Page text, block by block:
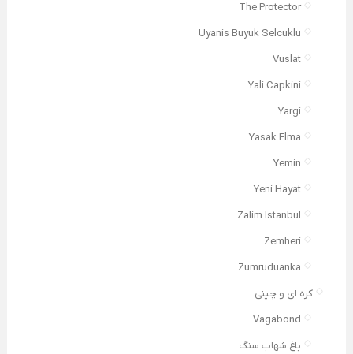
The Protector
Uyanis Buyuk Selcuklu
Vuslat
Yali Capkini
Yargi
Yasak Elma
Yemin
Yeni Hayat
Zalim Istanbul
Zemheri
Zumruduanka
کره ای و چینی
Vagabond
باغ شهاب سنگ